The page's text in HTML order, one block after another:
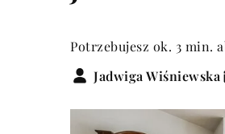
Potrzebujesz ok. 3 min.
Jadwiga Wiśniewska